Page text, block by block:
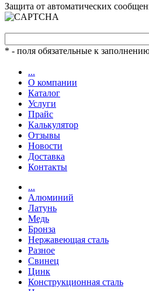
Защита от автоматических
* - поля обязательные к
...
О компании
Каталог
Услуги
Прайс
Калькулятор
Отзывы
Новости
Доставка
Контакты
...
Алюминий
Латунь
Медь
Бронза
Нержавеющая сталь
Разное
Свинец
Цинк
Конструкционная сталь